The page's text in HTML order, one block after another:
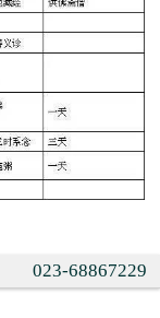
023-68867229